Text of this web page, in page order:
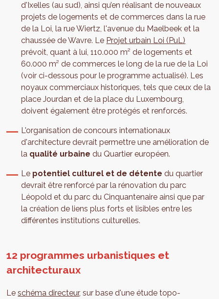
d'Ixelles (au sud), ainsi qu’en réalisant de nouveaux
projets de logements et de commerces dans la rue
de la Loi, la rue Wiertz, l'avenue du Maelbeek et la
chaussée de Wavre. Le Projet urbain Loi (PuL)
prévoit, quant à lui, 110.000 m² de logements et
60.000 m² de commerces le long de la rue de la Loi
(voir ci-dessous pour le programme actualisé). Les
noyaux commerciaux historiques, tels que ceux de la
place Jourdan et de la place du Luxembourg,
doivent également être protégés et renforcés.
L'organisation de concours internationaux
d'architecture devrait permettre une amélioration de
la qualité urbaine du Quartier européen.
Le potentiel culturel et de détente du quartier
devrait être renforcé par la rénovation du parc
Léopold et du parc du Cinquantenaire ainsi que par
la création de liens plus forts et lisibles entre les
différentes institutions culturelles.
12 programmes urbanistiques et
architecturaux
Leschéma directeur, sur base d'une étude topo-